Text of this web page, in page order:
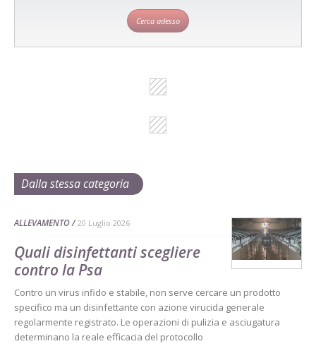
Cerca adesso
Dalla stessa categoria
ALLEVAMENTO 20 Luglio 2026
Quali disinfettanti scegliere
contro la Psa
Contro un virus infido e stabile, non serve cercare un prodotto
specifico ma un disinfettante con azione virucida generale
regolarmente registrato. Le operazioni di pulizia e asciugatura
determinano la reale efficacia del protocollo